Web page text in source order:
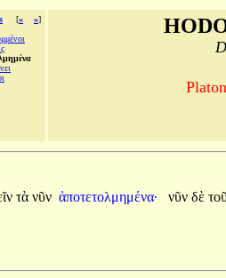
[« »]
τὰ νῦν ἀποτετολμημένα· νῦν δὲ